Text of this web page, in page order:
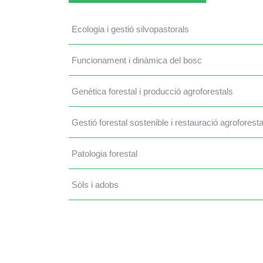
Ecologia i gestió silvopastorals
Funcionament i dinàmica del bosc
Genètica forestal i producció agroforestals
Gestió forestal sostenible i restauració
Patologia forestal
Sòls i adobs